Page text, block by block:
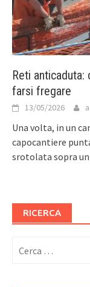
Reti
farsi fregare
13/05/2026
Una volta, in un
capocantiere
srotolata sopra
RICERCA
per: